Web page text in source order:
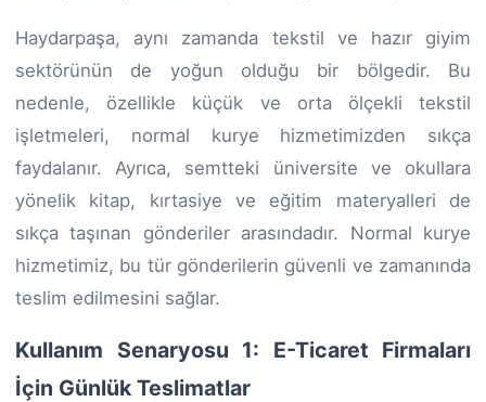
Haydarpaşa, aynı zamanda tekstil ve hazır giyim
sektörünün de yoğun olduğu bir bölgedir. Bu
nedenle, özellikle küçük ve orta ölçekli tekstil
işletmeleri, normal kurye hizmetimizden sıkça
faydalanır. Ayrıca, semtteki üniversite ve okullara
yönelik kitap, kırtasiye ve eğitim materyalleri de
sıkça taşınan gönderiler arasındadır. Normal kurye
hizmetimiz, bu tür gönderilerin güvenli ve zamanında
teslim edilmesini sağlar.
Kullanım Senaryosu 1: E-Ticaret Firmaları
İçin Günlük Teslimatlar